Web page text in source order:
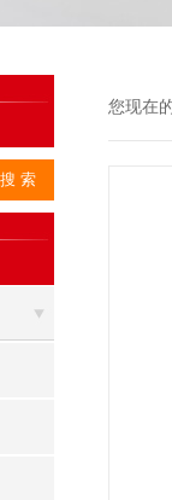
您现在